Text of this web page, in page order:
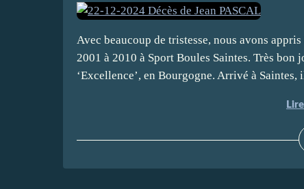
Avec beaucoup de tristesse, nous avons
2001 à 2010 à Sport Boules Saintes. Très
‘Excellence’, en Bourgogne. Arrivé à